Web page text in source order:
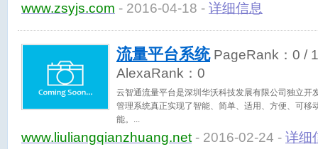
www.zsyjs.com - 2016-04-18 - 详细信息
流量平台系统PageRank： 0 /
AlexaRank： 0
云智通流量平台是深圳华沃科技发展有限公司独立开
管理系统真正实现了智能、简单、适用、方便、可移
能。
www.liuliangqianzhuang.net- 2016-02-24 - 详细